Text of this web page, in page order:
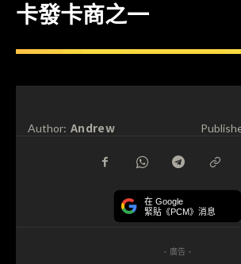
卡發卡商之一
Author: Andrew
在 Google
緊貼《PCM》消息
- 廣告 -